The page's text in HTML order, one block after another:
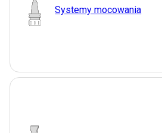
Systemy mocowania